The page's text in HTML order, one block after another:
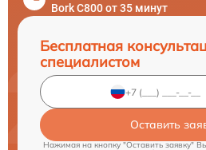
Bork C800 от 35 минут
Бесплатная
специалистом
Оставить
Нажимая на кнопку "Оставить заявку"